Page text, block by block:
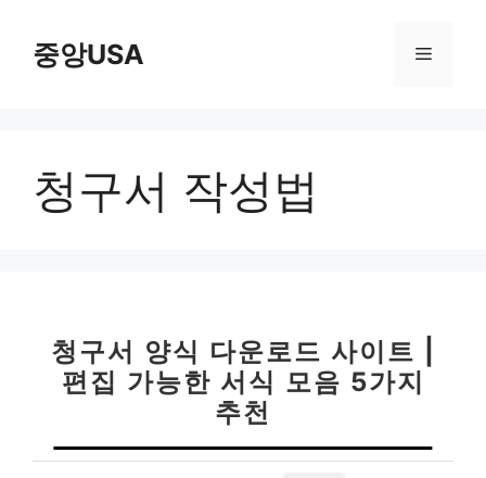
중앙USA 메
청구서 작성법
청구서 양식 다운로드 사이트 |
편집 가능한 서식 모음 5가지
추천